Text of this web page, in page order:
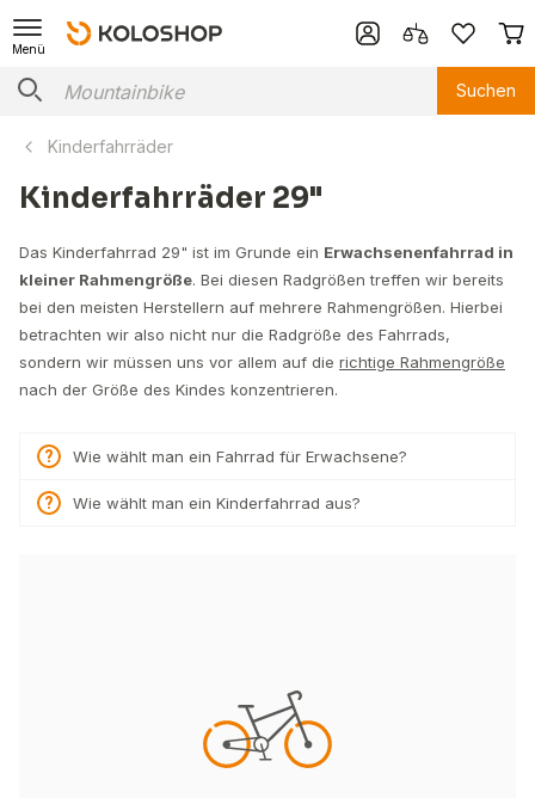
Menü
Suchen
Kinderfahrräder
Kinderfahrräder 29"
Das Kinderfahrrad 29" ist im Grunde ein Erwachsenenfahrrad in
kleiner Rahmengröße. Bei diesen Radgrößen treffen wir bereits
bei den meisten Herstellern auf mehrere Rahmengrößen. Hierbei
betrachten wir also nicht nur die Radgröße des Fahrrads,
sondern wir müssen uns vor allem auf die richtige Rahmengröße
nach der Größe des Kindes konzentrieren.
Wie wählt man ein Fahrrad für Erwachsene?
Wie wählt man ein Kinderfahrrad aus?